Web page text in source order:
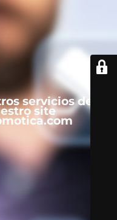
servicios de
site